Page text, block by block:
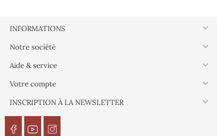
INFORMATIONS 
Notre société 
Aide & service 
Votre compte 
INSCRIPTION À LA NEWSLETTER 